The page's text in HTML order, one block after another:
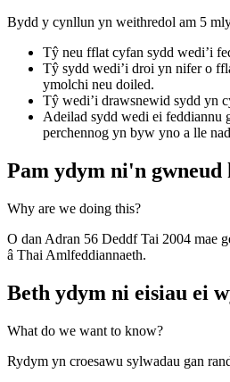
Bydd y cynllun yn weithredol am 5
Tŷ neu fflat cyfan sydd wedi’i
Tŷ sydd wedi’i droi yn nifer o
ymolchi neu doiled.
Tŷ wedi’i drawsnewid sydd yn
Adeilad sydd wedi ei feddiannu
perchennog yn byw yno a lle
Pam ydym ni'n gwneud
Why are we doing this?
O dan Adran 56 Deddf Tai 2004 mae
â Thai Amlfeddiannaeth.
Beth ydym ni eisiau ei
What do we want to know?
Rydym yn croesawu sylwadau gan